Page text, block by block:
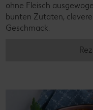
ohne Fleisch
bunten Zutaten,
Geschmack.